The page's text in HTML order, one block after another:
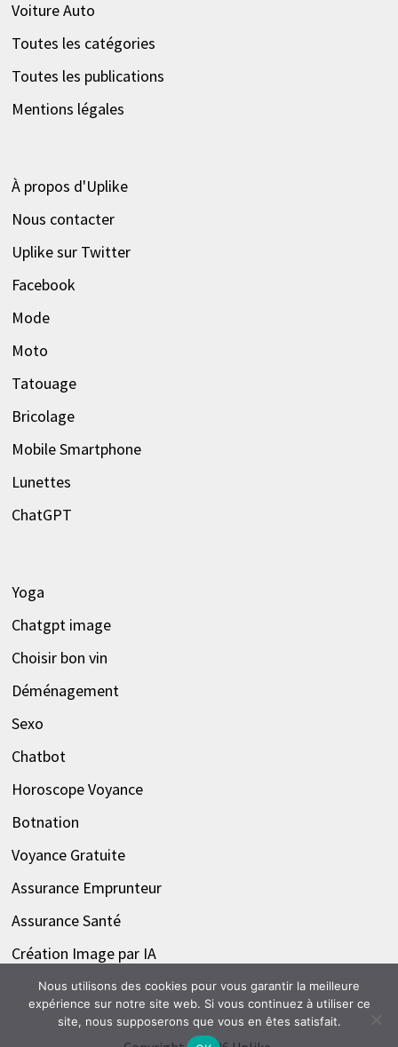
Voiture Auto
Toutes les catégories
Toutes les publications
Mentions légales
À propos d'Uplike
Nous contacter
Uplike sur Twitter
Facebook
Mode
Moto
Tatouage
Bricolage
Mobile Smartphone
Lunettes
ChatGPT
Yoga
Chatgpt image
Choisir bon vin
Déménagement
Sexo
Chatbot
Horoscope Voyance
Botnation
Voyance Gratuite
Assurance Emprunteur
Assurance Santé
Création Image par IA
Nous utilisons des cookies pour vous garantir la meilleure
expérience sur notre site web. Si vous continuez à utiliser ce
site, nous supposerons que vous en êtes satisfait.